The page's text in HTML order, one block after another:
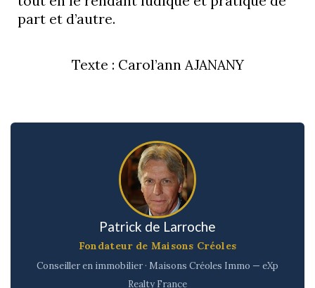
part et d’autre.
Texte : Carol’ann AJANANY
Patrick de Larroche
Fondateur de Maisons Créoles
Conseiller en immobilier · Maisons Créoles Immo — eXp
Realty France